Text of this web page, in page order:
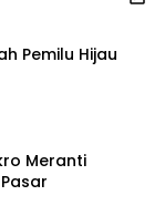
Pemilu Hijau
Meranti